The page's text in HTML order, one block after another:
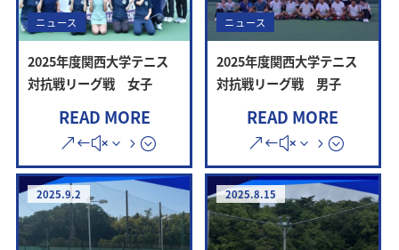
ニュース
2025年度関西大学テニス
対抗戦リーグ戦 女子
READ MORE
ニュース
2025年度関西大学テニス
対抗戦リーグ戦 男子
READ MORE
2025.9.2 2025.8.15